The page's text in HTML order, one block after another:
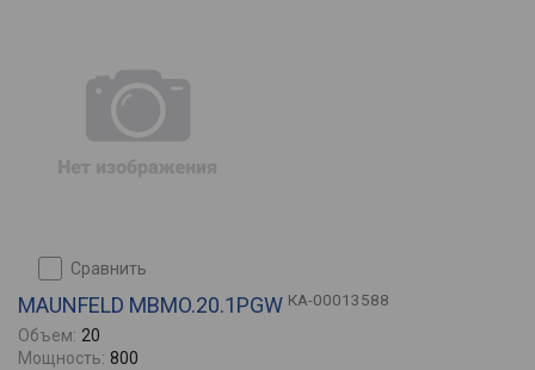
сравнить
MAUNFELD MBMO.20.1PGW КА-00013588
Объем: 20
Мощность: 800